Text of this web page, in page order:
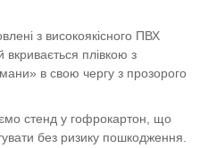
з високоякісного ПВХ
плівкою з
в свою чергу з прозорого
стенд у гофрокартон, що
без ризику пошкодження.